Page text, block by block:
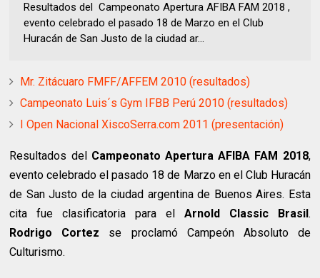
Resultados del Campeonato Apertura AFIBA FAM 2018 ,
evento celebrado el pasado 18 de Marzo en el Club
Huracán de San Justo de la ciudad ar...
Mr. Zitácuaro FMFF/AFFEM 2010 (resultados)
Campeonato Luis´s Gym IFBB Perú 2010 (resultados)
I Open Nacional XiscoSerra.com 2011 (presentación)
Resultados del Campeonato Apertura AFIBA FAM 2018,
evento celebrado el pasado 18 de Marzo en el Club Huracán
de San Justo de la ciudad argentina de Buenos Aires. Esta
cita fue clasificatoria para el Arnold Classic Brasil .
Rodrigo Cortez se proclamó Campeón Absoluto de
Culturismo.